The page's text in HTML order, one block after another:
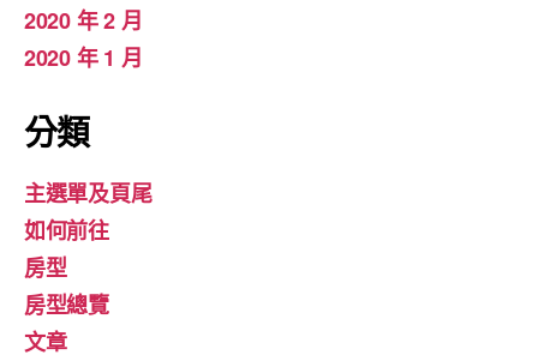
2020 年 2 月
2020 年 1 月
分類
主選單及頁尾
如何前往
房型
房型總覽
文章